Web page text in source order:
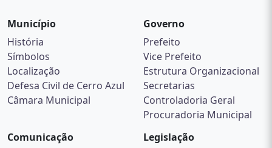
Município
História
Símbolos
Localização
Defesa Civil de Cerro Azul
Câmara Municipal
Governo
Prefeito
Vice Prefeito
Estrutura Organizacional
Secretarias
Controladoria Geral
Procuradoria Municipal
Comunicação
Legislação